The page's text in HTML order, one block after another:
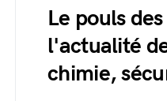
Le pouls
l'actualité
chimie,